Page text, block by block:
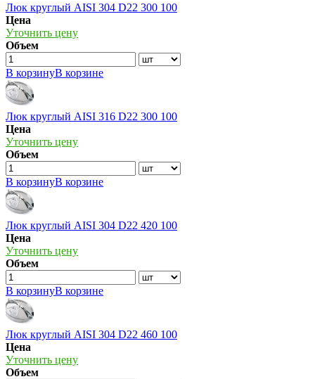
Люк круглый AISI 304 D22 300 100
Цена
Уточнить цену
Объем
В корзинуВ корзине
Люк круглый AISI 316 D22 300 100
Цена
Уточнить цену
Объем
В корзинуВ корзине
Люк круглый AISI 304 D22 420 100
Цена
Уточнить цену
Объем
В корзинуВ корзине
Люк круглый AISI 304 D22 460 100
Цена
Уточнить цену
Объем